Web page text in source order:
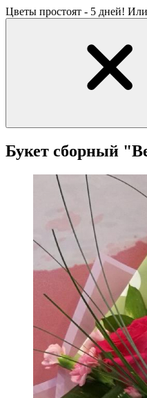
Цветы простоят - 5 дней!
Букет сборный